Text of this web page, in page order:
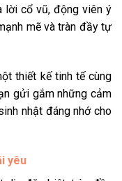
lời cổ vũ, động viên ý
mẽ và tràn đầy tự
thiết kế tinh tế cùng
gửi gắm những cảm
nhật đáng nhớ cho
yêu